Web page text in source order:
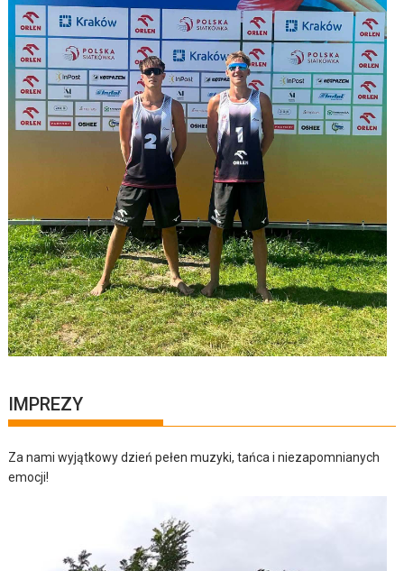
IMPREZY
Za nami wyjątkowy dzień pełen muzyki, tańca i niezapomnianych
emocji!